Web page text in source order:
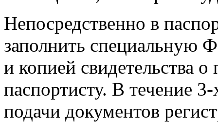
Непосредственно в
заполнить специальную
и копией свидетельства о
паспортисту. В течение 3-
подачи документов